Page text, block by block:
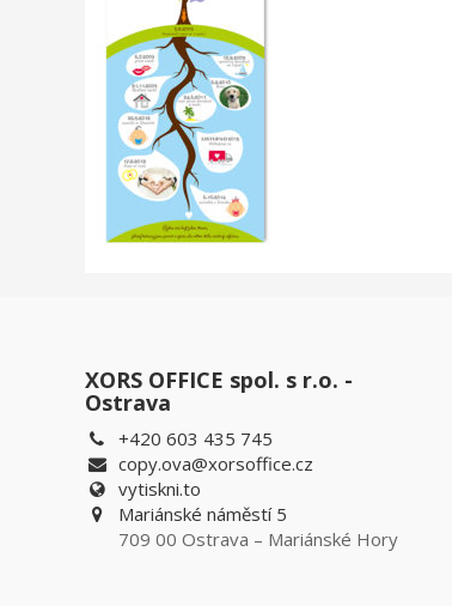
XORS OFFICE spol. s r.o. -
Ostrava
+420 603 435 745
copy.ova@xorsoffice.cz
vytiskni.to
Mariánské náměstí 5
709 00 Ostrava – Mariánské Hory